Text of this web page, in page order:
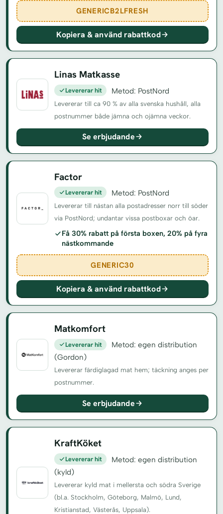
GENERICB2LFRESH
Kopiera & använd rabattkod
Linas Matkasse
Levererar hit Metod: PostNord
Levererar till ca 90 % av alla svenska hushåll, alla
postnummer både jämna och ojämna veckor.
Se erbjudande
Factor
Levererar hit Metod: PostNord
Levererar till nästan alla postadresser norr till söder
via PostNord; undantar vissa postboxar och öar.
Få 30% rabatt på första boxen, 20% på fyra
nästkommande
GENERIC30
Kopiera & använd rabattkod
Matkomfort
Levererar hit
Metod: egen distribution
(Gordon)
Levererar färdiglagad mat hem; täckning anges per
postnummer.
Se erbjudande
KraftKöket
Levererar hit
Metod: egen distribution
(kyld)
Levererar kyld mat i mellersta och södra Sverige
(bl.a. Stockholm, Göteborg, Malmö, Lund,
Kristianstad, Västerås, Uppsala).